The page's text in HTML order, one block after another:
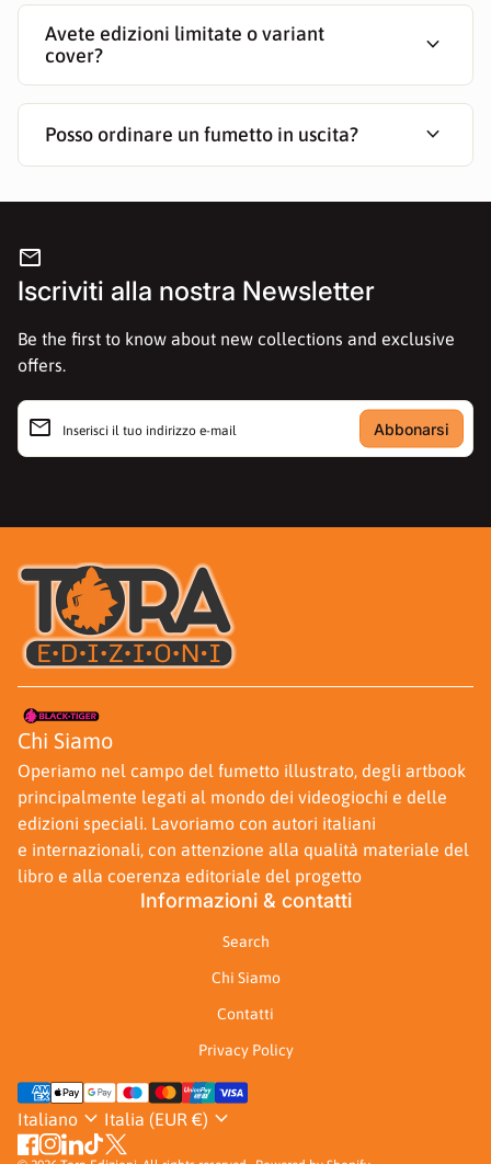
Avete edizioni limitate o variant
cover?
expand_more
Posso ordinare un fumetto in uscita? expand_more
mail
Iscriviti alla nostra Newsletter
Be the first to know about new collections and exclusive
offers.
Inserisci il tuo indirizzo e-mail
email
Casa
Casa
Chi Siamo
Operiamo nel campo del fumetto illustrato, degli artbook
principalmente legati al mondo dei videogiochi e delle
edizioni speciali. Lavoriamo con autori italiani
e internazionali, con attenzione alla qualità materiale del
libro e alla coerenza editoriale del progetto
Informazioni & contatti
Search
Chi Siamo
Contatti
Privacy Policy
Metodi di pagamento
Italiano expand_more Italia (EUR €) expand_more
Facebook
(link in apertura di nuova scheda/finestra)
Instagram
(link in apertura di nuova scheda/finestra)
LinkedIn
(link in apertura di nuova scheda/finestra)
TikTok
(link in apertura di nuova scheda/finestra)